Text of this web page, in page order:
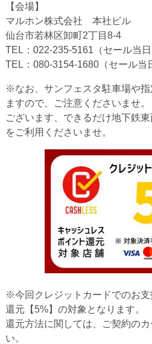
【会場】
マルホン株式会社 本社ビル
仙台市若林区卸町2丁目8-4
TEL：022-235-5161（セール当日
TEL：080-3154-1680（セール当
※なお、サンフェスタ駐車場や指
ますので、ご注意くださいませ
ございます、できるだけ地下鉄
をご利用くださいませ。
※今回クレジットカードでのお支
還元【5%】の対象となります。
還元方法に関しては、ご契約の
い。